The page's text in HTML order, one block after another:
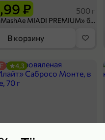
₽ 500 г
Рис «TaMashAe MIADI PREMIUM» басмати пропаренный, 500 г
В корзину
4,3